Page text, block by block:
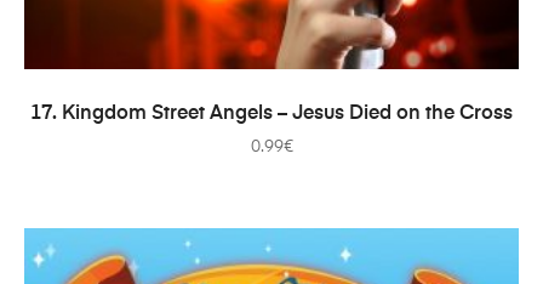
AÑADIR AL CARRITO
17. Kingdom Street Angels – Jesus Died on the Cross
0.99€